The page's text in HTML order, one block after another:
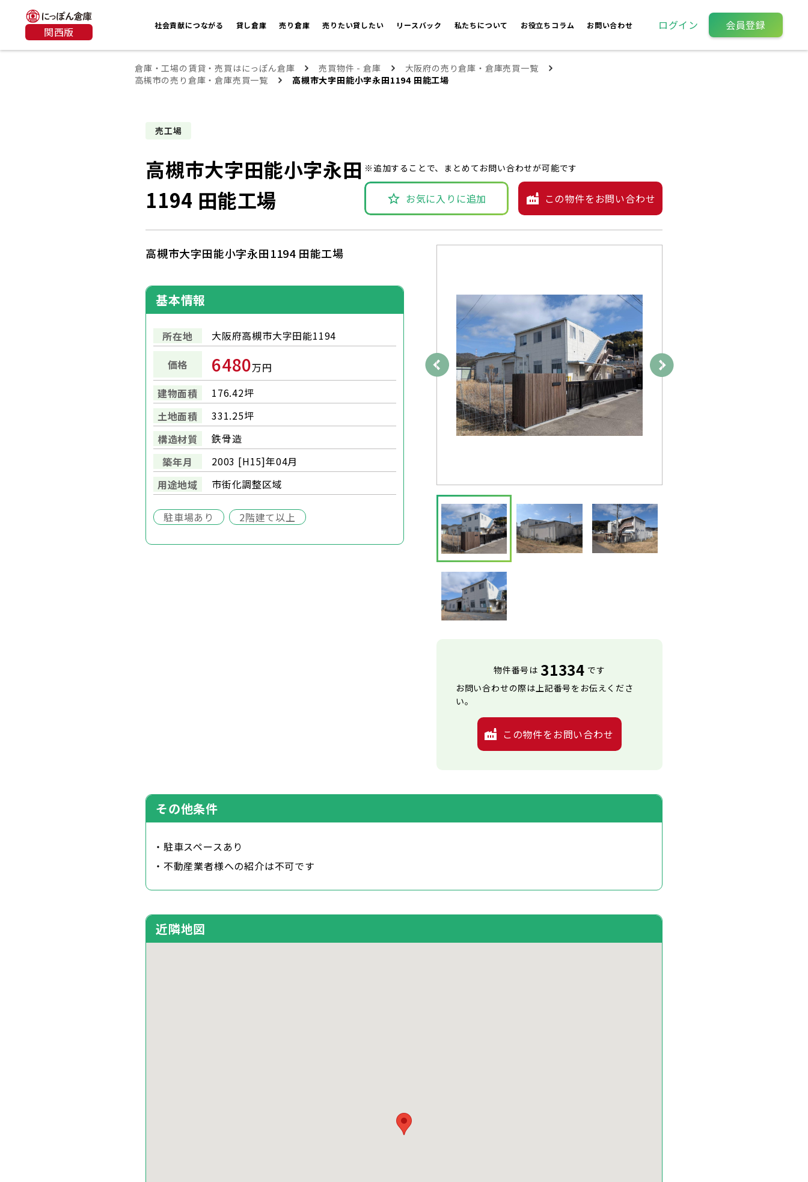
関西版 社会貢献につながる 貸し倉庫 売り倉庫 売りたい貸したい リースバック 私たちについて お役立ちコラム お問い合わせ ログイン 会員登録
倉庫・工場の賃貸・売買はにっぽん倉庫 売買物件 - 倉庫
大阪府の売り倉庫・倉庫売買一覧
高槻市の売り倉庫・倉庫売買一覧
高槻市大字田能小字永田1194 田能工場
売工場
高槻市大字田能小字永田
1194 田能工場
※追加することで、まとめてお問い合わせが可能です
お気に入りに追加 この物件をお問い合わせ
高槻市大字田能小字永田1194 田能工場
基本情報
所在地
大阪府高槻市大字田能1194
価格
6480万円
建物面積
176.42坪
土地面積
331.25坪
構造材質
鉄骨造
築年月
2003 [H15]年04月
用途地域
市街化調整区域
駐車場あり 2階建て以上
物件番号は 31334 です
お問い合わせの際は上記番号をお伝えくださ
い。
この物件をお問い合わせ
その他条件
・駐車スペースあり
・不動産業者様への紹介は不可です
近隣地図